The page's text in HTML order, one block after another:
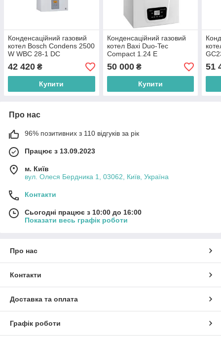
Конденсаційний газовий
котел Bosch Condens 2500
W WBC 28-1 DC
(7736901203)
42 420 ₴
Купити
Конденсаційний газовий
котел Baxi Duo-Tec
Compact 1.24 E
50 000₴
Купити
51
Про нас
96% позитивних з 110 відгуків за рік
Працює з 13.09.2023
м. Київ
вул. Олеся Бердника 1, 03062, Київ, Україна
Контакти
Сьогодні працює з 10:00 до 16:00
Показати весь графік роботи
Про нас
Контакти
Доставка та оплата
Графік роботи